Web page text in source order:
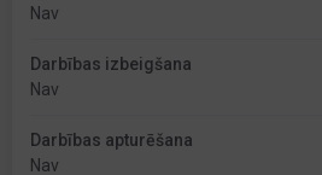
Nav
Darbības izbeigšana
Nav
Darbības apturēšana
Nav